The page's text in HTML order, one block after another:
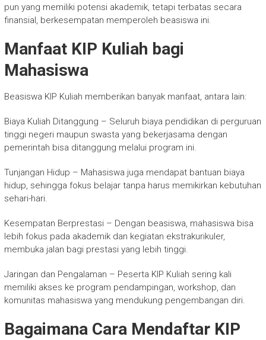
pun yang memiliki potensi akademik, tetapi terbatas secara
finansial, berkesempatan memperoleh beasiswa ini.
Manfaat KIP Kuliah bagi
Mahasiswa
Beasiswa KIP Kuliah memberikan banyak manfaat, antara lain:
Biaya Kuliah Ditanggung – Seluruh biaya pendidikan di perguruan
tinggi negeri maupun swasta yang bekerjasama dengan
pemerintah bisa ditanggung melalui program ini.
Tunjangan Hidup – Mahasiswa juga mendapat bantuan biaya
hidup, sehingga fokus belajar tanpa harus memikirkan kebutuhan
sehari-hari.
Kesempatan Berprestasi – Dengan beasiswa, mahasiswa bisa
lebih fokus pada akademik dan kegiatan ekstrakurikuler,
membuka jalan bagi prestasi yang lebih tinggi.
Jaringan dan Pengalaman – Peserta KIP Kuliah sering kali
memiliki akses ke program pendampingan, workshop, dan
komunitas mahasiswa yang mendukung pengembangan diri.
Bagaimana Cara Mendaftar KIP